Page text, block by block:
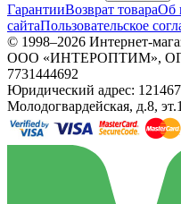
ГарантииВозврат товараОб
сайтаПользовательское
© 1998–2026 Интернет-
ООО «ИНТЕРОПТИМ»,
7731444692
Юридический адрес:
Молодогвардейская, д.8,